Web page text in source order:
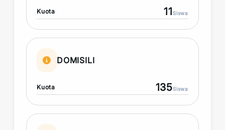
Kuota 11Siswa
DOMISILI
Kuota 135Siswa